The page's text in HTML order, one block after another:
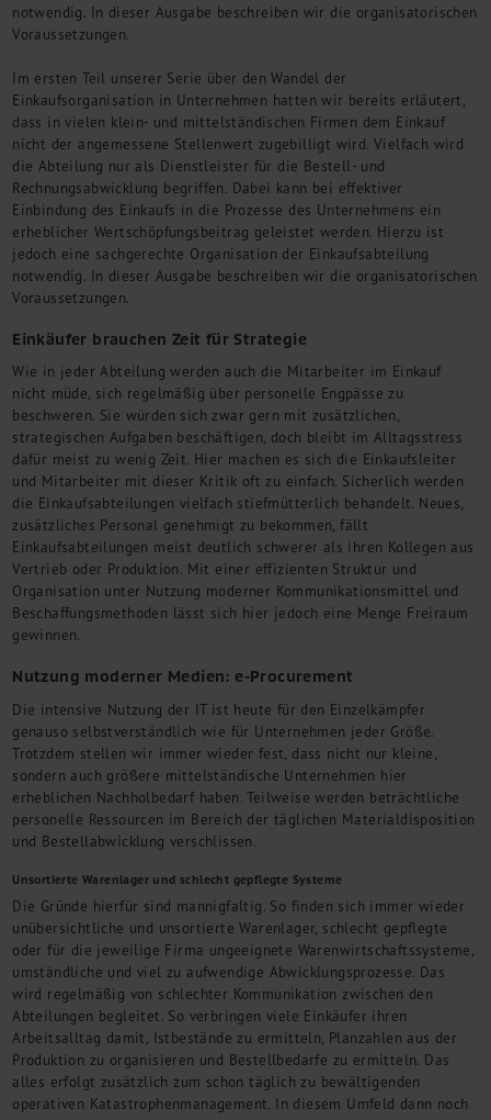
Unternehmensfinanzierung
Industrielle Dienstleistungen
Coaching
Team
Events
Karriere
Kontakt
notwendig. In dieser Ausgabe beschreiben wir die organisatorischen
Voraussetzungen.
Im ersten Teil unserer Serie über den Wandel der
Einkaufsorganisation in Unternehmen hatten wir bereits erläutert,
dass in vielen klein- und mittelständischen Firmen dem Einkauf
nicht der angemessene Stellenwert zugebilligt wird. Vielfach wird
die Abteilung nur als Dienstleister für die Bestell- und
Rechnungsabwicklung begriffen. Dabei kann bei effektiver
Einbindung des Einkaufs in die Prozesse des Unternehmens ein
erheblicher Wertschöpfungsbeitrag geleistet werden. Hierzu ist
jedoch eine sachgerechte Organisation der Einkaufsabteilung
notwendig. In dieser Ausgabe beschreiben wir die organisatorischen
Voraussetzungen.
Einkäufer brauchen Zeit für Strategie
Wie in jeder Abteilung werden auch die Mitarbeiter im Einkauf
nicht müde, sich regelmäßig über personelle Engpässe zu
beschweren. Sie würden sich zwar gern mit zusätzlichen,
strategischen Aufgaben beschäftigen, doch bleibt im Alltagsstress
dafür meist zu wenig Zeit. Hier machen es sich die Einkaufsleiter
und Mitarbeiter mit dieser Kritik oft zu einfach. Sicherlich werden
die Einkaufsabteilungen vielfach stiefmütterlich behandelt. Neues,
zusätzliches Personal genehmigt zu bekommen, fällt
Einkaufsabteilungen meist deutlich schwerer als ihren Kollegen aus
Vertrieb oder Produktion. Mit einer effizienten Struktur und
Organisation unter Nutzung moderner Kommunikationsmittel und
Beschaffungsmethoden lässt sich hier jedoch eine Menge Freiraum
gewinnen.
Nutzung moderner Medien: e-Procurement
Die intensive Nutzung der IT ist heute für den Einzelkämpfer
genauso selbstverständlich wie für Unternehmen jeder Größe.
Trotzdem stellen wir immer wieder fest, dass nicht nur kleine,
sondern auch größere mittelständische Unternehmen hier
erheblichen Nachholbedarf haben. Teilweise werden beträchtliche
personelle Ressourcen im Bereich der täglichen Materialdisposition
und Bestellabwicklung verschlissen.
Unsortierte Warenlager und schlecht gepflegte Systeme
Die Gründe hierfür sind mannigfaltig. So finden sich immer wieder
unübersichtliche und unsortierte Warenlager, schlecht gepflegte
oder für die jeweilige Firma ungeeignete Warenwirtschaftssysteme,
umständliche und viel zu aufwendige Abwicklungsprozesse. Das
wird regelmäßig von schlechter Kommunikation zwischen den
Abteilungen begleitet. So verbringen viele Einkäufer ihren
Arbeitsalltag damit, Istbestände zu ermitteln, Planzahlen aus der
Produktion zu organisieren und Bestellbedarfe zu ermitteln. Das
alles erfolgt zusätzlich zum schon täglich zu bewältigenden
operativen Katastrophenmanagement. In diesem Umfeld dann noch